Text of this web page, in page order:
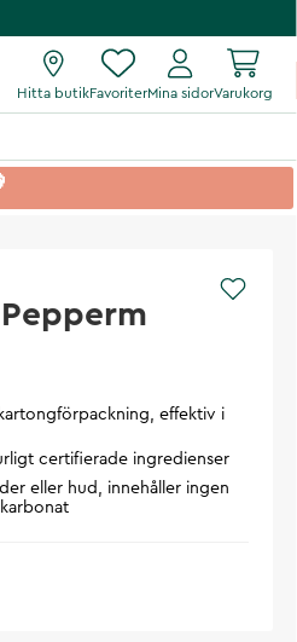
Hitta butikFavoriterMina sidorVarukorg
effektiv i
certifierade ingredienser
eller hud, innehåller ingen